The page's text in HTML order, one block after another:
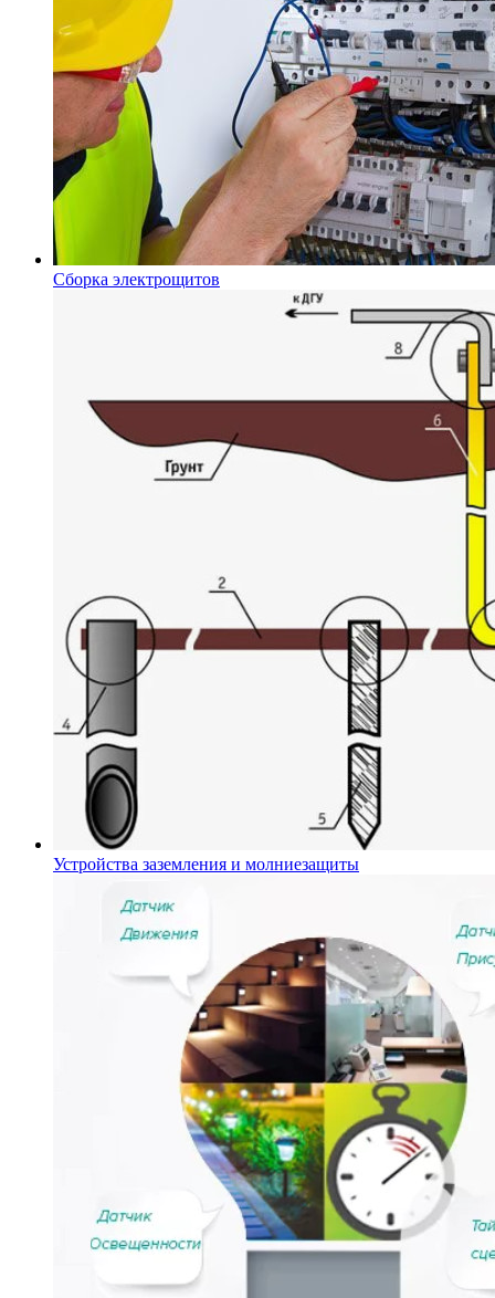
Сборка электрощитов
Устройства заземления и молниезащиты